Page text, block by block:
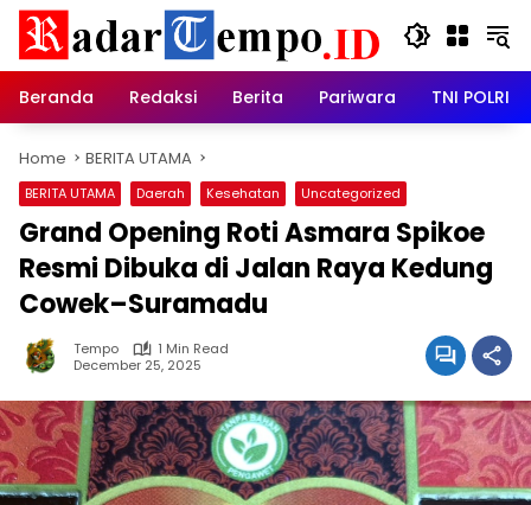
Skip
content
Beranda
Redaksi Berita Pariwara TNI POLRI
Home BERITA UTAMA
BERITA UTAMA Daerah Kesehatan Uncategorized
Grand Opening Roti Asmara Spikoe
Resmi Dibuka di Jalan Raya Kedung
Cowek–Suramadu
Tempo
1 Min Read
December 25, 2025